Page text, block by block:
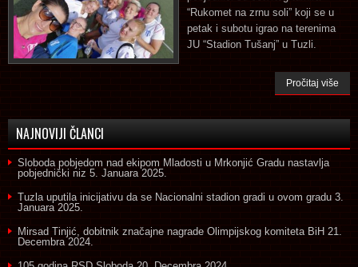
“Rukomet na zrnu soli” koji se u
petak i subotu igrao na terenima
JU “Stadion Tušanj” u Tuzli.
Pročitaj više
NAJNOVIJI ČLANCI
Sloboda pobjedom nad ekipom Mladosti u Mrkonjić Gradu nastavlja
pobjednički niz 5. Januara 2025.
Tuzla uputila inicijativu da se Nacionalni stadion gradi u ovom gradu 3.
Januara 2025.
Mirsad Tinjić, dobitnik značajne nagrade Olimpijskog komiteta BiH 21.
Decembra 2024.